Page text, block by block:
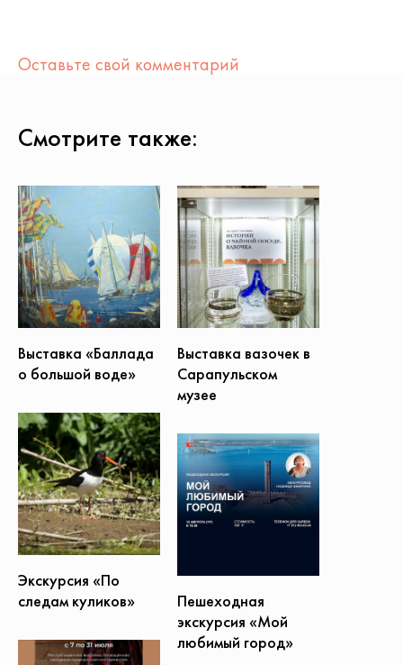
Оставьте свой комментарий
Смотрите также:
Выставка «Баллада
о большой воде»
Выставка вазочек в
Сарапульском
музее
Экскурсия «По
следам куликов»
Пешеходная
экскурсия «Мой
любимый город»